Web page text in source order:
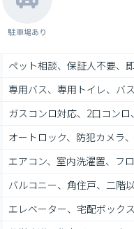
駐車場あり
ペット相談、保証人不要、
専用バス、専用トイレ、バ
ガスコンロ対応、2口コン
オートロック、防犯カメラ
エアコン、室内洗濯置、フ
バルコニー、角住戸、二階
エレベーター、宅配ボック